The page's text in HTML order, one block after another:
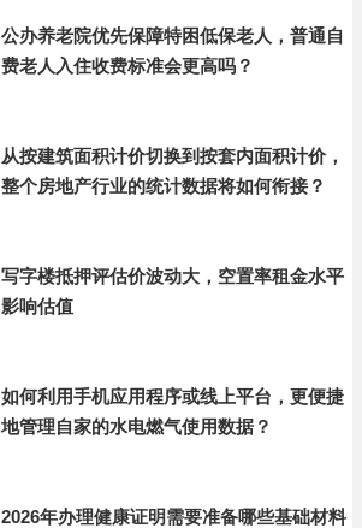
公办养老院优先保障特困低保老人，普通自
费老人入住收费标准会更高吗？
从按建筑面积计价切换到按套内面积计价，
整个房地产行业的统计数据将如何衔接？
写字楼抵押评估价波动大，空置率租金水平
影响估值
如何利用手机应用程序或线上平台，更便捷
地管理自家的水电燃气使用数据？
2026年办理健康证明需要准备哪些基础材料